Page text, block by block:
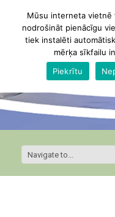
Mūsu interneta vietnē
nodrošināt pienācīgu
tiek instalēti
mērķa sīkfailu
Piekrītu